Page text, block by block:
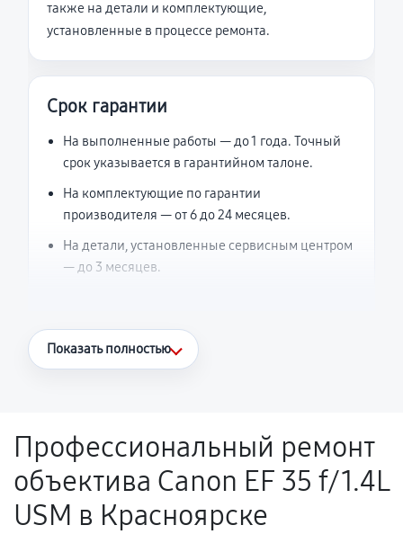
также на детали и комплектующие,
установленные в процессе ремонта.
Срок гарантии
На выполненные работы — до 1 года. Точный
срок указывается в гарантийном талоне.
На комплектующие по гарантии
производителя — от 6 до 24 месяцев.
На детали, установленные сервисным центром
— до 3 месяцев.
Что считается гарантийным случаем
Поломка установленной детали при
нормальной эксплуатации в течение
гарантийного срока.
Несоответствие комплектующей заявленным
Показать полностью
Профессиональный ремонт
объектива Canon EF 35 f/1.4L
USM в Красноярске